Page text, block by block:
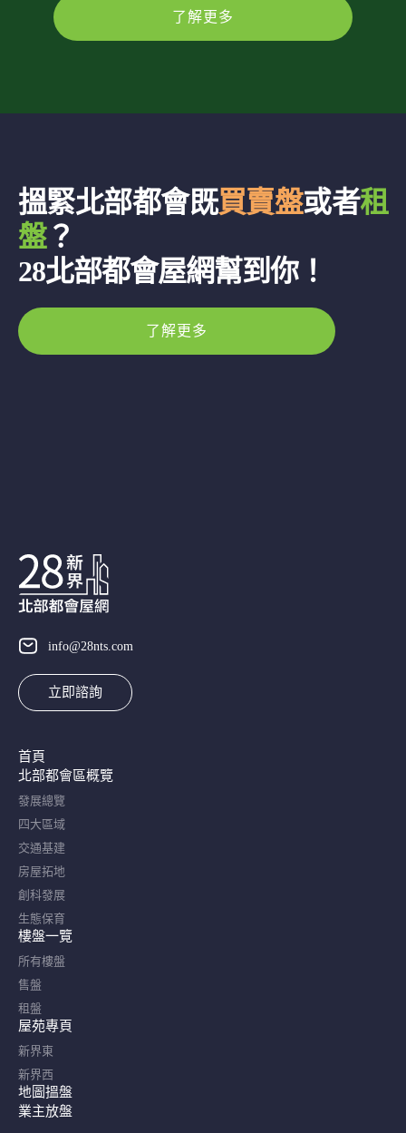
了解更多
搵緊北部都會既買賣盤或者租
盤？
28北部都會屋網幫到你！
了解更多
info@28nts.com
立即諮詢
首頁
北部都會區概覽​
發展總覽
四大區域
交通基建
房屋拓地
創科發展
生態保育
樓盤一覽
所有樓盤
售盤
租盤
屋苑專頁
新界東
新界西
地圖搵盤
業主放盤